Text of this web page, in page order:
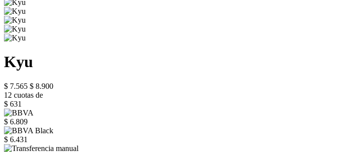
Kyu
$ 7.565 $ 8.900
12 cuotas de
$ 631
$ 6.809
$ 6.431